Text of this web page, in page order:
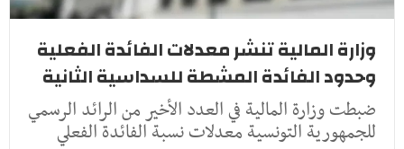
وزارة المالية تنشر معدلات الفائدة الفعلية
وحدود الفائدة المشطة للسداسية الثانية
ضبطت وزارة المالية في العدد الأخير من الرائد الرسمي
للجمهورية التونسية معدلات نسبة الفائدة الفعلي